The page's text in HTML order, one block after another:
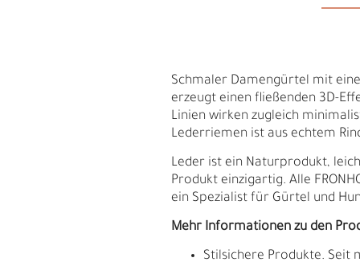
Schmaler Damengürtel mit
erzeugt einen fließenden 3D-
Linien wirken zugleich
Lederriemen ist aus echtem
Leder ist ein Naturprodukt,
Produkt einzigartig. Alle
ein Spezialist für Gürtel und
Mehr Informationen zu den
Stilsichere Produkte. Seit